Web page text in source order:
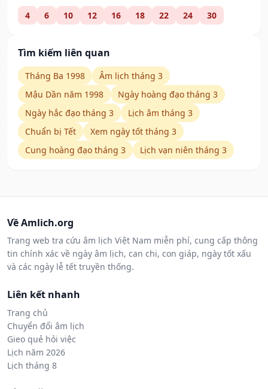
4 6 10 12 16 18 22 24 30
Tìm kiếm liên quan
Tháng Ba 1998
Âm lịch tháng 3
Mậu Dần năm 1998
Ngày hoàng đạo tháng 3
Ngày hắc đạo tháng 3
Lịch âm tháng 3
Chuẩn bị Tết
Xem ngày tốt tháng 3
Cung hoàng đạo tháng 3
Lịch vạn niên tháng 3
Về Amlich.org
Trang web tra cứu âm lịch Việt Nam miễn phí, cung cấp thông
tin chính xác về ngày âm lịch, can chi, con giáp, ngày tốt xấu
và các ngày lễ tết truyền thống.
Liên kết nhanh
Trang chủ
Chuyển đổi âm lịch
Gieo quẻ hỏi việc
Lịch năm 2026
Lịch tháng 8